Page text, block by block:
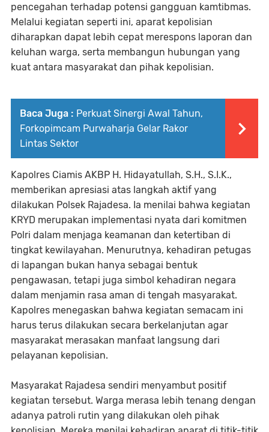
pencegahan terhadap potensi gangguan kamtibmas.
Melalui kegiatan seperti ini, aparat kepolisian
diharapkan dapat lebih cepat merespons laporan dan
keluhan warga, serta membangun hubungan yang
kuat antara masyarakat dan pihak kepolisian.
Baca Juga : Perkuat Sinergi Awal Tahun,
Forkopimcam Purwaharja Gelar Rakor
Lintas Sektor
Kapolres Ciamis AKBP H. Hidayatullah, S.H., S.I.K.,
memberikan apresiasi atas langkah aktif yang
dilakukan Polsek Rajadesa. Ia menilai bahwa kegiatan
KRYD merupakan implementasi nyata dari komitmen
Polri dalam menjaga keamanan dan ketertiban di
tingkat kewilayahan. Menurutnya, kehadiran petugas
di lapangan bukan hanya sebagai bentuk
pengawasan, tetapi juga simbol kehadiran negara
dalam menjamin rasa aman di tengah masyarakat.
Kapolres menegaskan bahwa kegiatan semacam ini
harus terus dilakukan secara berkelanjutan agar
masyarakat merasakan manfaat langsung dari
pelayanan kepolisian.
Masyarakat Rajadesa sendiri menyambut positif
kegiatan tersebut. Warga merasa lebih tenang dengan
adanya patroli rutin yang dilakukan oleh pihak